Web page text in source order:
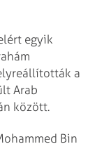
egyik
a
Arab
között.
Bin